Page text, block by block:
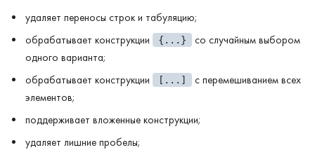
удаляет переносы строк и табуляцию;
обрабатывает конструкции
{...}
со случайным выбором
одного варианта;
обрабатывает конструкции
[...]
с перемешиванием всех
элементов;
поддерживает вложенные конструкции;
удаляет лишние пробелы;